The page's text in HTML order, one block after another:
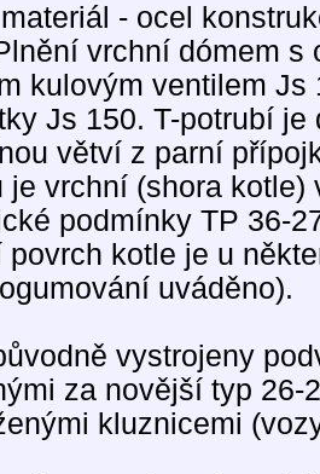
- ocel
vrchní dómem
kulovým ventilem
Js 150. T-potrubí
větví z parní
je vrchní (shora kotle)
podmínky TP 36-
povrch kotle je u
uváděno).
vystrojeny
za novější typ 26-
kluznicemi